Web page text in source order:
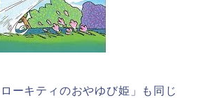
ーキティのおやゆび姫」も同じ